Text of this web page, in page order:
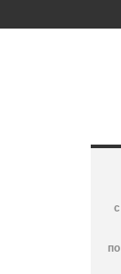
с
по